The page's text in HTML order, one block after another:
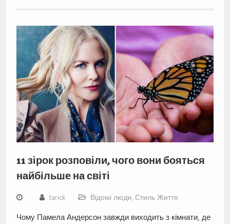
11 зірок розповіли, чого вони бояться
найбільше на світі
tarick Відомі люди, Стиль Життя
Чому Памела Андерсон завжди виходить з кімнати, де